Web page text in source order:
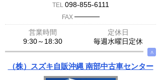
TEL 098-855-6111
FAX ─────
営業時間
定休日
9:30～18:30
毎週水曜日定休
∧
（株）スズキ自販沖縄 南部中古車センター